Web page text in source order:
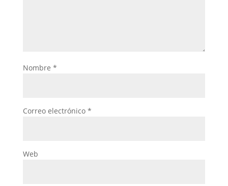
Nombre *
Correo electrónico *
Web